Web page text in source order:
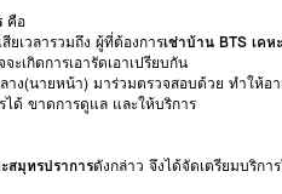
คือ
เวลารวมถึง ผู้ที่ต้องการเช่าบ้าน BTS เคห
เกิดการเอารัดเอาเปรียบกัน
ง(นายหน้า) มาร่วมตรวจสอบด้วย ทำให้อา
ด้ ขาดการดูแล และให้บริการ
สมุทรปราการดังกล่าว จึงได้จัดเตรียมบริก